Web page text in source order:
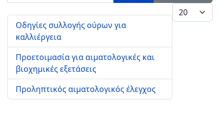
Εμφάνιση #
Οδηγίες συλλογής ούρων για
καλλιέργεια
Προετοιμασία για αιματολογικές και
βιοχημικές εξετάσεις
Προληπτικός αιματολογικός έλεγχος